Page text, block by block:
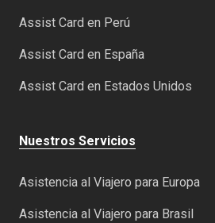
Assist Card en Perú
Assist Card en España
Assist Card en Estados Unidos
Nuestros Servicios
Asistencia al Viajero para Europa
Asistencia al Viajero para Brasil